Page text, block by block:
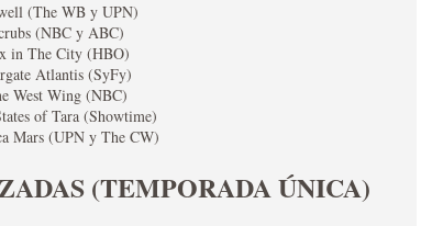
que no es
(The WB y UPN)
(NBC y ABC)
in The City (HBO)
Atlantis (SyFy)
West Wing (NBC)
of Tara (Showtime)
Mars (UPN y The CW)
(TEMPORADA ÚNICA)